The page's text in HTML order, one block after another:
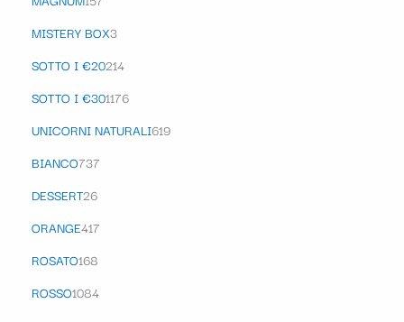
MISTERY BOX3
SOTTO I €20214
SOTTO I €301176
UNICORNI NATURALI619
BIANCO737
DESSERT26
ORANGE417
ROSATO168
ROSSO1084